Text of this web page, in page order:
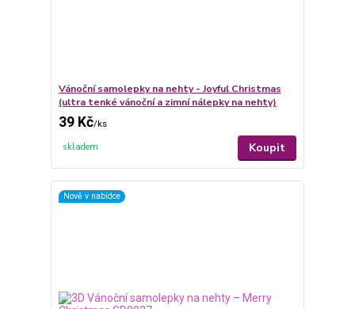
Vánoční samolepky na nehty - Joyful Christmas
(ultra tenké vánoční a zimní nálepky na nehty)
39 Kč/ks
skladem Koupit
Nově v nabídce